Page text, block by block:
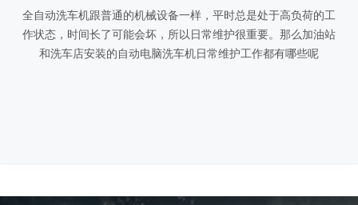
全自动洗车机跟普通的机械设备一样，平时总是处于高负荷的工
作状态，时间长了可能会坏，所以日常维护很重要。那么加油站
和洗车店安装的自动电脑洗车机日常维护工作都有哪些呢